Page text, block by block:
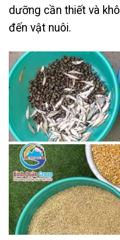
dưỡng cần thiết và
đến vật nuôi.